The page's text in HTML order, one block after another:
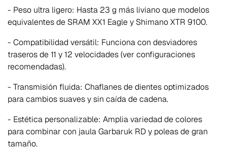
- Peso ultra ligero: Hasta 23 g más liviano que modelos
equivalentes de SRAM XX1 Eagle y Shimano XTR 9100.
- Compatibilidad versátil: Funciona con desviadores
traseros de 11 y 12 velocidades (ver configuraciones
recomendadas).
- Transmisión fluida: Chaflanes de dientes optimizados
para cambios suaves y sin caída de cadena.
- Estética personalizable: Amplia variedad de colores
para combinar con jaula Garbaruk RD y poleas de gran
tamaño.